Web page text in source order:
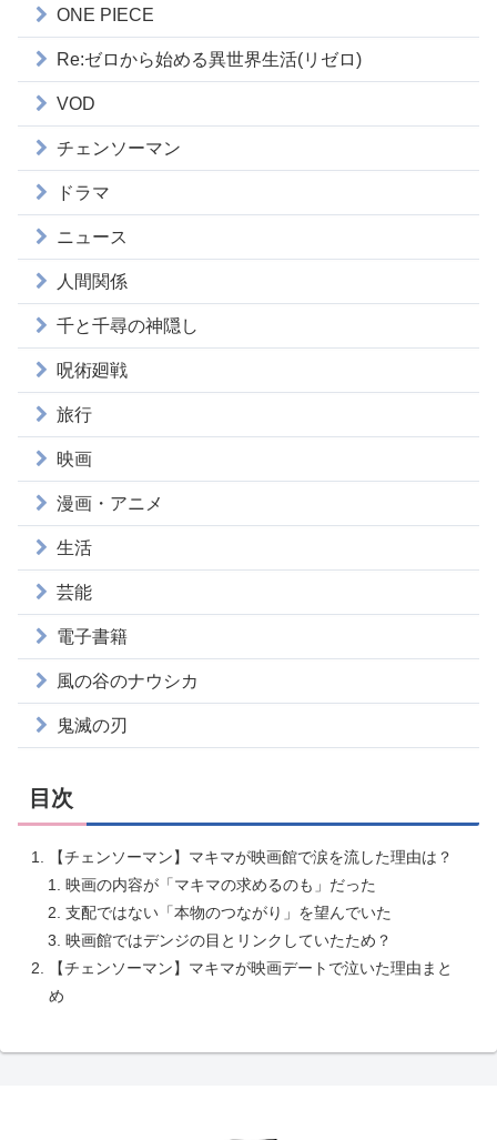
ONE PIECE
Re:ゼロから始める異世界生活(リゼロ)
VOD
チェンソーマン
ドラマ
ニュース
人間関係
千と千尋の神隠し
呪術廻戦
旅行
映画
漫画・アニメ
生活
芸能
電子書籍
風の谷のナウシカ
鬼滅の刃
目次
【チェンソーマン】マキマが映画館で涙を流した理由は？
映画の内容が「マキマの求めるのも」だった
支配ではない「本物のつながり」を望んでいた
映画館ではデンジの目とリンクしていたため？
【チェンソーマン】マキマが映画デートで泣いた理由まと
め